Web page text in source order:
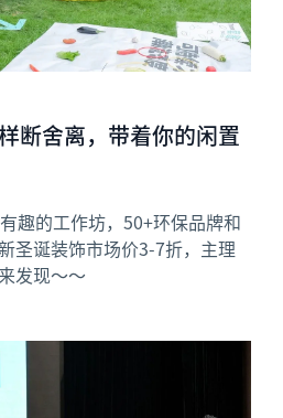
断舍离，带着你的闲置
趣的工作坊，50+环保品牌和
圣诞装饰市场价3-7折，主理
发现～～